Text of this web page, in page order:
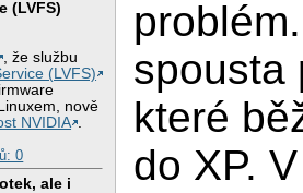
(LVFS)
, že službu
(LVFS)
nově
NVIDIA .
0
ale i
spousta
které
do XP.